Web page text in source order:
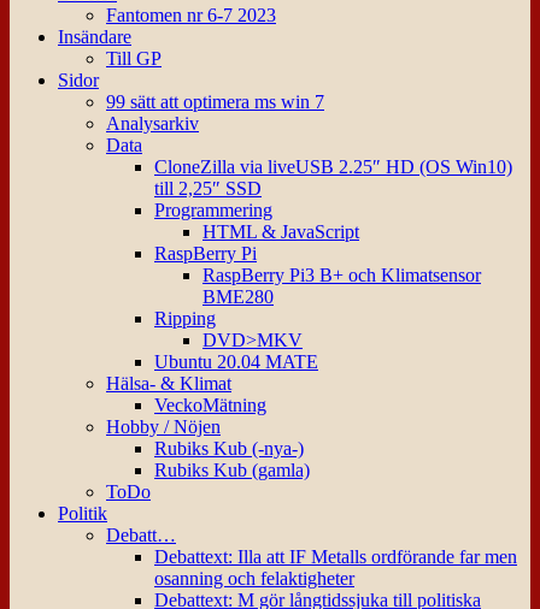
Fantomen nr 6-7 2023
Insändare
Till GP
Sidor
99 sätt att optimera ms win 7
Analysarkiv
Data
CloneZilla via liveUSB 2.25″ HD (OS Win10)
till 2,25″ SSD
Programmering
HTML & JavaScript
RaspBerry Pi
RaspBerry Pi3 B+ och Klimatsensor
BME280
Ripping
DVD>MKV
Ubuntu 20.04 MATE
Hälsa- & Klimat
VeckoMätning
Hobby / Nöjen
Rubiks Kub (-nya-)
Rubiks Kub (gamla)
ToDo
Politik
Debatt…
Debattext: Illa att IF Metalls ordförande far men
osanning och felaktigheter
Debattext: M gör långtidssjuka till politiska